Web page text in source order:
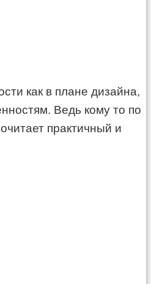
как в плане дизайна,
Ведь кому то по
практичный и